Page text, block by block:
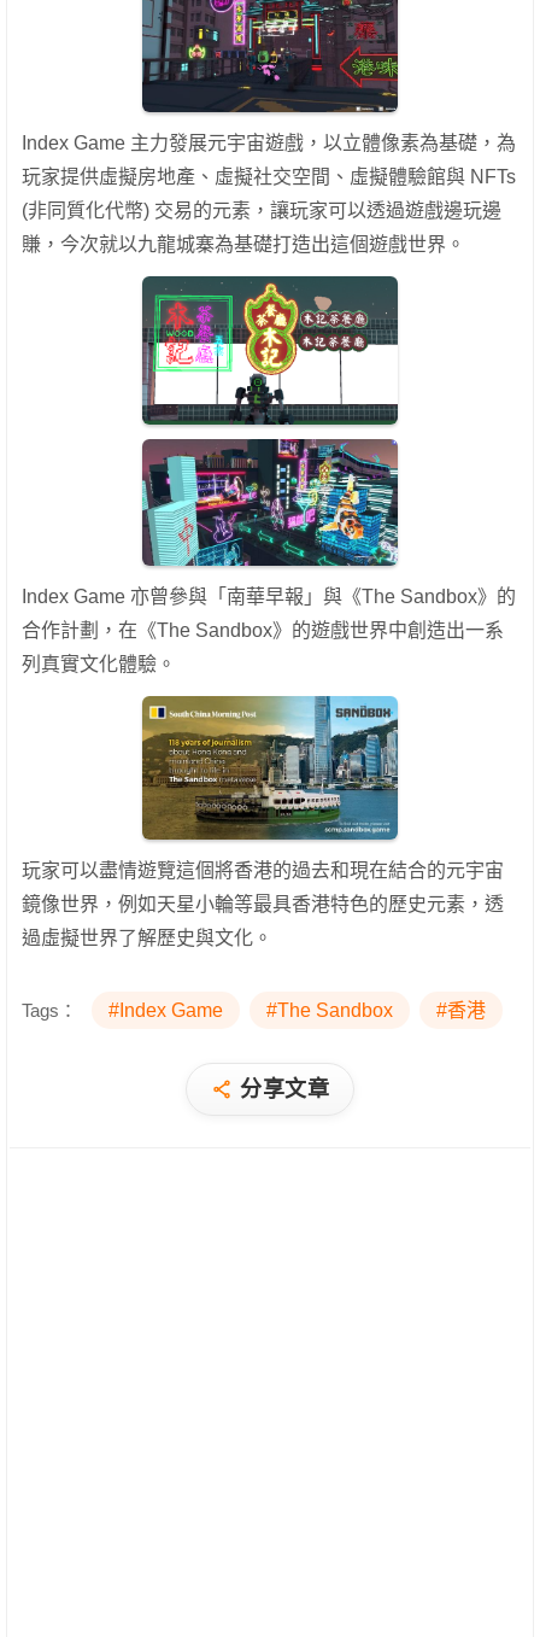
Index Game 主力發展元宇宙遊戲，以立體像素為基礎，為
玩家提供虛擬房地產、虛擬社交空間、虛擬體驗館與 NFTs
(非同質化代幣) 交易的元素，讓玩家可以透過遊戲邊玩邊
賺，今次就以九龍城寨為基礎打造出這個遊戲世界。
Index Game 亦曾參與「南華早報」與《The Sandbox》的
合作計劃，在《The Sandbox》的遊戲世界中創造出一系
列真實文化體驗。
玩家可以盡情遊覽這個將香港的過去和現在結合的元宇宙
鏡像世界，例如天星小輪等最具香港特色的歷史元素，透
過虛擬世界了解歷史與文化。
Tags： #Index Game #The Sandbox #香港
分享文章